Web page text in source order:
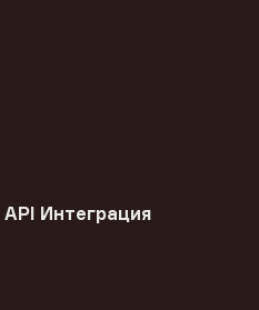
API Интеграция